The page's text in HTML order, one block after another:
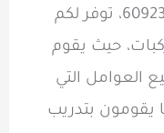
موقع دليل خدمات الكويت 60923894، توفر لكم
حيث يقوم
العوامل التي
يقومون بتدريب